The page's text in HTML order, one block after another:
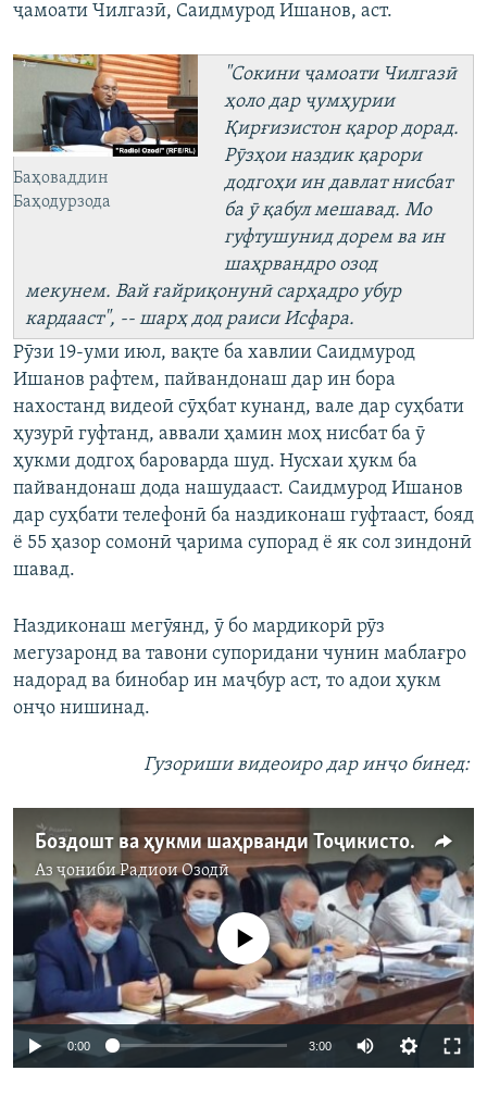
ҷамоати Чилгазӣ, Саидмурод Ишанов, аст.
Баҳоваддин
Баҳодурзода
"Сокини ҷамоати Чилгазӣ
ҳоло дар ҷумҳурии
Қирғизистон қарор дорад.
Рӯзҳои наздик қарори
додгоҳи ин давлат нисбат
ба ӯ қабул мешавад. Мо
гуфтушунид дорем ва ин
шаҳрвандро озод
мекунем. Вай ғайриқонунӣ сарҳадро убур
кардааст", -- шарҳ дод раиси Исфара.
Рӯзи 19-уми июл, вақте ба хавлии Саидмурод
Ишанов рафтем, пайвандонаш дар ин бора
нахостанд видеоӣ сӯҳбат кунанд, вале дар суҳбати
ҳузурӣ гуфтанд, аввали ҳамин моҳ нисбат ба ӯ
ҳукми додгоҳ бароварда шуд. Нусхаи ҳукм ба
пайвандонаш дода нашудааст. Саидмурод Ишанов
дар суҳбати телефонӣ ба наздиконаш гуфтааст, бояд
ё 55 ҳазор сомонӣ ҷарима супорад ё як сол зиндонӣ
шавад.
Наздиконаш мегӯянд, ӯ бо мардикорӣ рӯз
мегузаронд ва тавони супоридани чунин маблағро
надорад ва бинобар ин маҷбур аст, то адои ҳукм
онҷо нишинад.
Гузориши видеоиро дар инҷо бинед:
Боздошт ва ҳукми шаҳрванди Тоҷикистон дар Қирғизистон
Аз ҷонибиРадиои Озодӣ
Феълан кор намекунад
0:00 3:00